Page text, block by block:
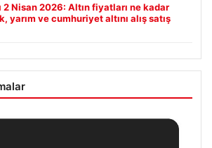
2 Nisan 2026: Altın fiyatları ne kadar
yarım ve cumhuriyet altını alış satış